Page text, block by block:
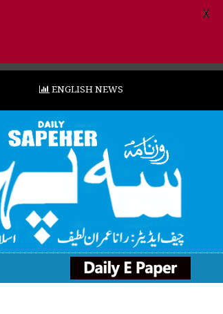
ENGLISH NEWS
X